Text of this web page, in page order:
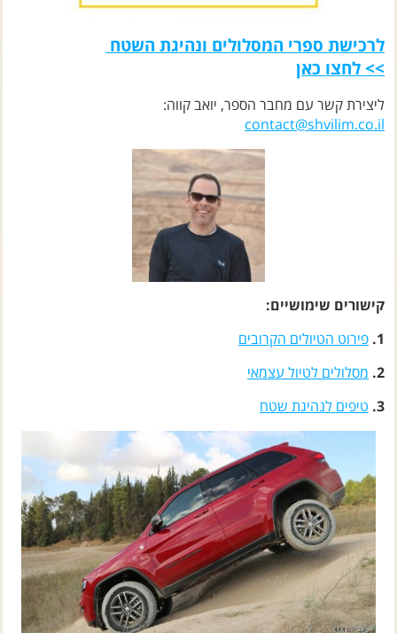
לרכישת ספרי המסלולים ונהיגת השטח
>> לחצו כאן
ליצירת קשר עם מחבר הספר, יואב קווה:
contact@shvilim.co.il
קישורים שימושיים:
1. פירוט הטיולים הקרובים
2. מסלולים לטיול עצמאי
3. טיפים לנהיגת שטח